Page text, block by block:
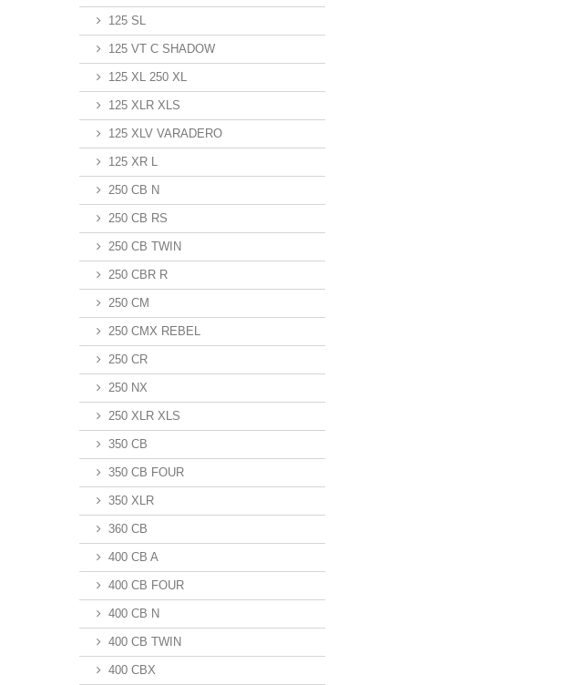
125 SL
125 VT C SHADOW
125 XL 250 XL
125 XLR XLS
125 XLV VARADERO
125 XR L
250 CB N
250 CB RS
250 CB TWIN
250 CBR R
250 CM
250 CMX REBEL
250 CR
250 NX
250 XLR XLS
350 CB
350 CB FOUR
350 XLR
360 CB
400 CB A
400 CB FOUR
400 CB N
400 CB TWIN
400 CBX